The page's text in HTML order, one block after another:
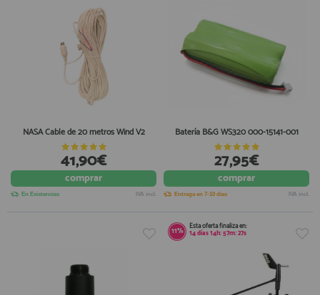
NASA Cable de 20 metros Wind V2
41,90€
comprar
En Existencias IVA incl.
Batería B&G WS320 000-15141-001
27,95€
comprar
Entrega en 7-10 días IVA incl.
11% Esta oferta finaliza en:
14días14h:57m:26s